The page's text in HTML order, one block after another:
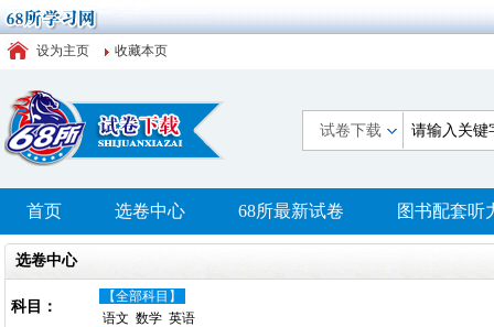
设为主页 收藏本页
试卷下载
首页 选卷中心 68所最新试卷 图书配套听
选卷中心
科目：
【全部科目】
语文 数学 英语